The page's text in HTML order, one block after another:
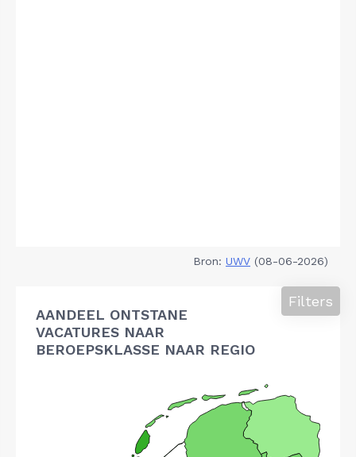
Bron: UWV (08-06-2026)
AANDEEL ONTSTANE
VACATURES NAAR
BEROEPSKLASSE NAAR REGIO
Filters